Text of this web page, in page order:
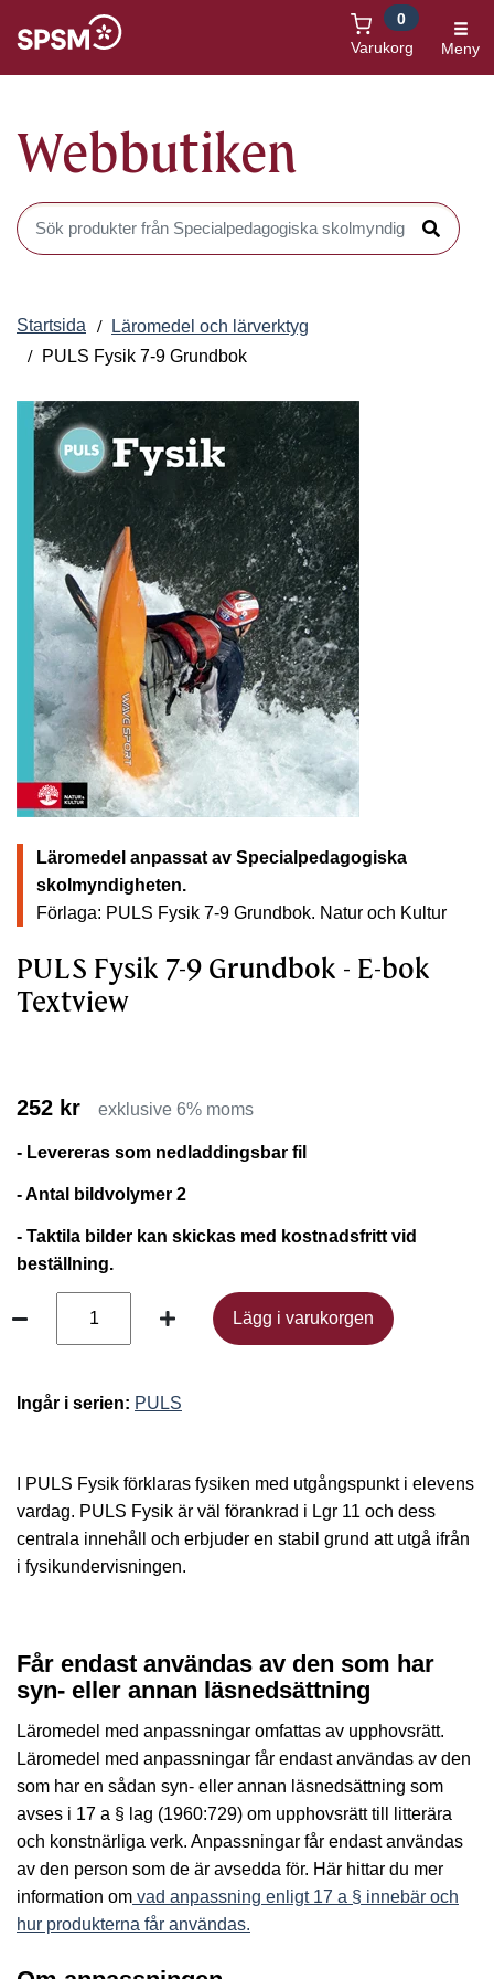
Varukorg
0
Meny
Webbutiken
Sök produkter i Webbutiken
Sök
Startsida
Läromedel och lärverktyg
PULS Fysik 7-9 Grundbok
Läromedel anpassat av Specialpedagogiska
skolmyndigheten.
Förlaga: PULS Fysik 7-9 Grundbok. Natur och Kultur
PULS Fysik 7-9 Grundbok - E-bok
Textview
252 kr exklusive 6% moms
- Levereras som nedladdingsbar fil
- Antal bildvolymer 2
- Taktila bilder kan skickas med kostnadsfritt vid
beställning.
Lägg i varukorgen
Lägg i varukorgen
Ingår i serien: PULS
I PULS Fysik förklaras fysiken med utgångspunkt i elevens
vardag. PULS Fysik är väl förankrad i Lgr 11 och dess
centrala innehåll och erbjuder en stabil grund att utgå ifrån
i fysikundervisningen.
Får endast användas av den som har
syn- eller annan läsnedsättning
Läromedel med anpassningar omfattas av upphovsrätt.
Läromedel med anpassningar får endast användas av den
som har en sådan syn- eller annan läsnedsättning som
avses i 17 a § lag (1960:729) om upphovsrätt till litterära
och konstnärliga verk. Anpassningar får endast användas
av den person som de är avsedda för. Här hittar du mer
information om vad anpassning enligt 17 a § innebär och
hur produkterna får användas.